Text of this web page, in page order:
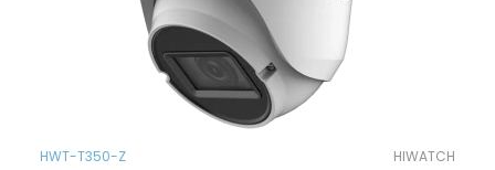
HWT-T350-Z HIWATCH